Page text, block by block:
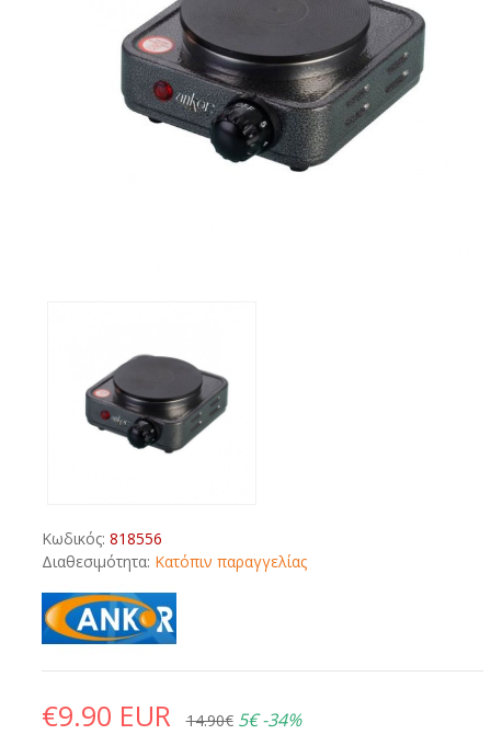
Κωδικός: 818556
Διαθεσιμότητα: Κατόπιν παραγγελίας
€9.90 EUR 14.90€ 5€ -34%